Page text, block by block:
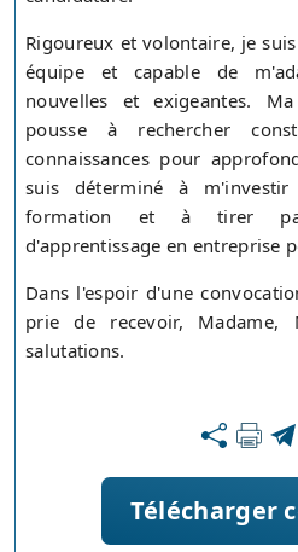
Rigoureux et volontaire, je
équipe et capable de
nouvelles et exigeantes.
pousse à rechercher
connaissances pour
suis déterminé à
formation et à tirer
d'apprentissage en entreprise
Dans l'espoir d'une
prie de recevoir, Madame,
salutations.
Télécharger